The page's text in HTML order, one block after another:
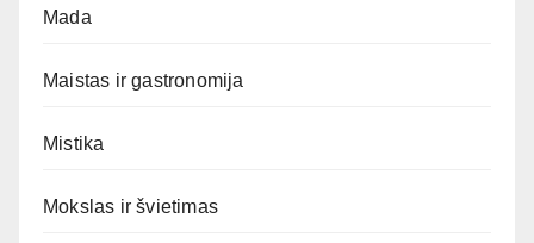
Mada
Maistas ir gastronomija
Mistika
Mokslas ir švietimas